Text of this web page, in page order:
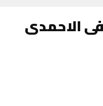
الاحمدى